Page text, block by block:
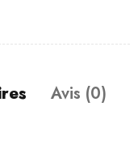
Avis (0)